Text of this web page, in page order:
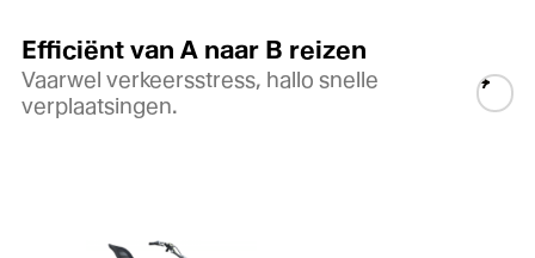
Efficiënt van A naar B reizen
Vaarwel verkeersstress, hallo snelle
verplaatsingen.